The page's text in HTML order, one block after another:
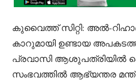
കുവൈത്ത് സിറ്റി: അൽ-
കാറുമായി ഉണ്ടായ
പ്രവാസി ആശുപത്രിയിൽ
സംഭവത്തിൽ ആഭ്യന്തര